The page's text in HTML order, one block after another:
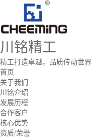
川铭精工
精工打造卓越，品质传动世界
首页
关于我们
川铭介绍
发展历程
合作客户
核心优势
资质/荣誉